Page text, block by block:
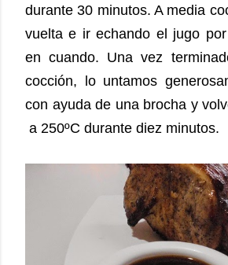
durante 30 minutos. A media
vuelta e ir echando el jugo
en cuando. Una vez
cocción, lo untamos
con ayuda de una brocha y
a 250ºC durante diez minutos.